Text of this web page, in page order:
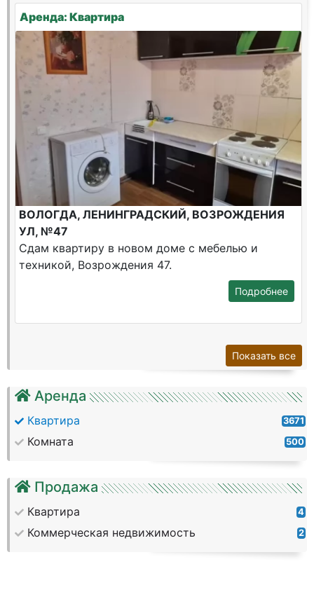
Аренда
Квартира 3671
Комната 500
Продажа
Квартира 4
Коммерческая недвижимость 2
Аренда: Квартира
ВОЛОГДА, ЛЕНИНГРАДСКИЙ, ВОЗРОЖДЕНИЯ
УЛ, №47
Сдам квартиру в новом доме с мебелью и
техникой, Возрождения 47.
Подробнее
Показать все